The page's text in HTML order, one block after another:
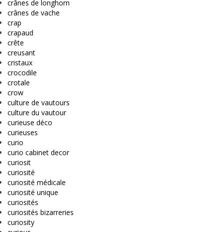
crânes de longhorn
crânes de vache
crap
crapaud
crête
creusant
cristaux
crocodile
crotale
crow
culture de vautours
culture du vautour
curieuse déco
curieuses
curio
curio cabinet decor
curiosit
curiosité
curiosité médicale
curiosité unique
curiosités
curiosités bizarreries
curiosity